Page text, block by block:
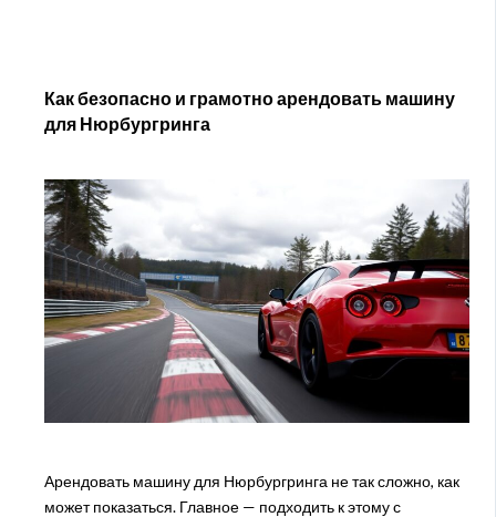
Как безопасно и грамотно арендовать машину
для Нюрбургринга
Арендовать машину для Нюрбургринга не так сложно, как
может показаться. Главное — подходить к этому с